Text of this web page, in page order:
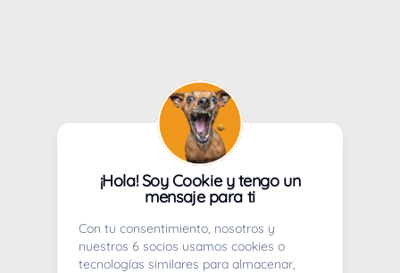
¡Hola! Soy Cookie y tengo un
mensaje para ti
Con tu consentimiento, nosotros y
nuestros 6 socios usamos cookies o
tecnologías similares para almacenar,